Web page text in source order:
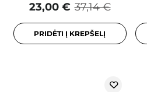
37,14 €
23,00 €
PRIDĖTI Į KREPŠELĮ